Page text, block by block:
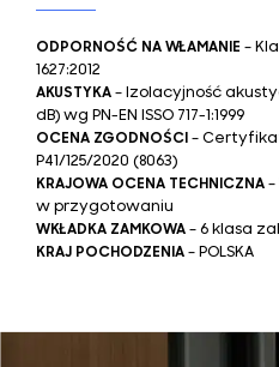
ODPORNOŚĆ NA WŁAMANIE –
1627:2012
AKUSTYKA – Izolacyjność
dB) wg PN-EN ISSO 717-1:1999
OCENA ZGODNOŚCI –
P41/125/2020 (8063)
KRAJOWA OCENA TECHNICZNA
w przygotowaniu
WKŁADKA ZAMKOWA – 6 klasa
KRAJ POCHODZENIA – POLSKA